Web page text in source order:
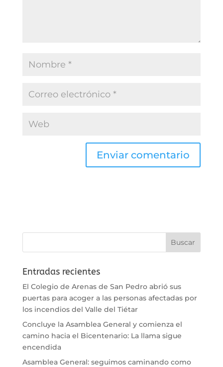
Entradas recientes
El Colegio de Arenas de San Pedro abrió sus
puertas para acoger a las personas afectadas por
los incendios del Valle del Tiétar
Concluye la Asamblea General y comienza el
camino hacia el Bicentenario: La llama sigue
encendida
Asamblea General: seguimos caminando como